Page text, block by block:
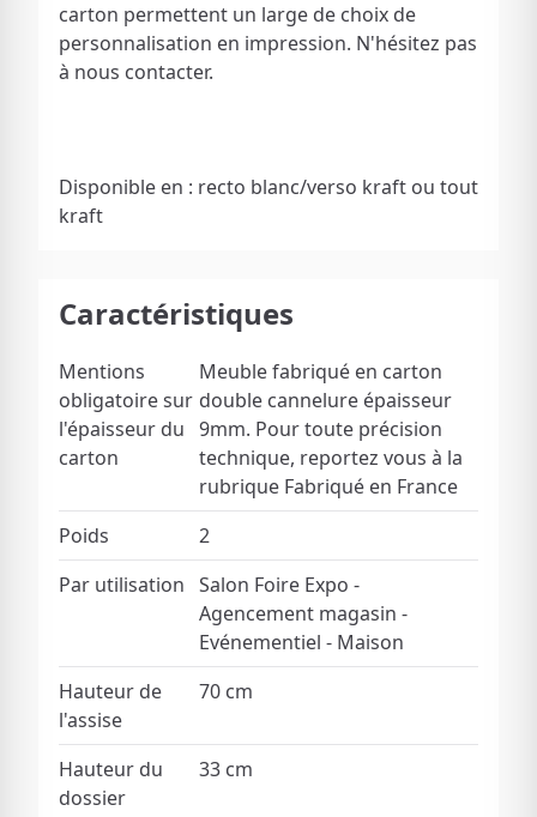
carton permettent un large de choix de
personnalisation en impression. N'hésitez pas
à nous contacter.
Disponible en : recto blanc/verso kraft ou tout
kraft
Caractéristiques
Mentions
obligatoire sur
l'épaisseur du
carton
Meuble fabriqué en carton
double cannelure épaisseur
9mm. Pour toute précision
technique, reportez vous à la
rubrique Fabriqué en France
Poids
2
Par utilisation Salon Foire Expo -
Agencement magasin -
Evénementiel - Maison
Hauteur de
l'assise
70 cm
Hauteur du
dossier
33 cm